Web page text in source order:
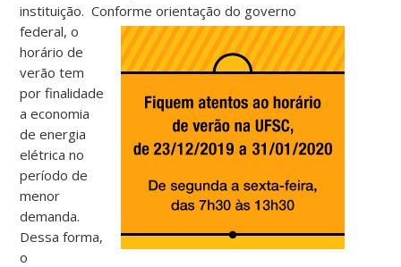
instituição. Conforme orientação do governo
federal, o
horário de
verão tem
por finalidade
a economia
de energia
elétrica no
período de
menor
demanda.
Dessa forma,
o